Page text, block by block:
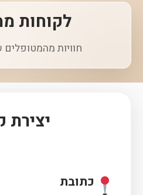
לקוחות
חוויות מהמטופלים
כתובת